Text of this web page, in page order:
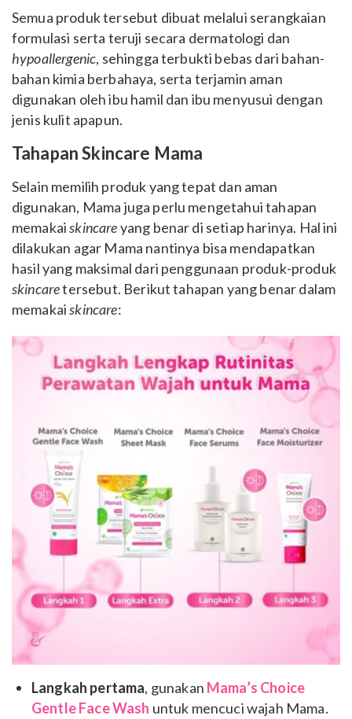
Semua produk tersebut dibuat melalui serangkaian
formulasi serta teruji secara dermatologi dan
hypoallergenic, sehingga terbukti bebas dari bahan-
bahan kimia berbahaya, serta terjamin aman
digunakan oleh ibu hamil dan ibu menyusui dengan
jenis kulit apapun.
Tahapan Skincare Mama
Selain memilih produk yang tepat dan aman
digunakan, Mama juga perlu mengetahui tahapan
memakaiskincareyang benar di setiap harinya. Hal ini
dilakukan agar Mama nantinya bisa mendapatkan
hasil yang maksimal dari penggunaan produk-produk
skincaretersebut. Berikut tahapan yang benar dalam
memakaiskincare:
Langkah pertama, gunakan Mama’s Choice
Gentle Face Wash untuk mencuci wajah Mama.